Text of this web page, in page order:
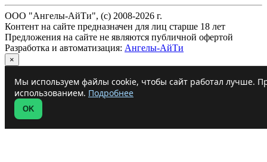
ООО "Ангелы-АйТи", (c) 2008-2026 г.
Контент на сайте предназначен для лиц старше 18 лет
Предложения на сайте не являются публичной офертой
Разработка и автоматизация: Ангелы-АйТи
×
Мы используем файлы cookie, чтобы сайт работал лучше.
использованием. Подробнее
OK